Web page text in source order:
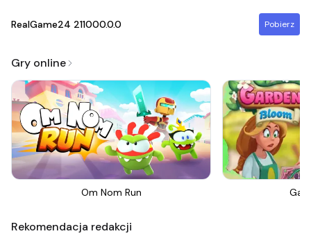
RealGame24 211000.0.0 Pobierz
Gry online
Om Nom Run
Rekomendacja redakcji